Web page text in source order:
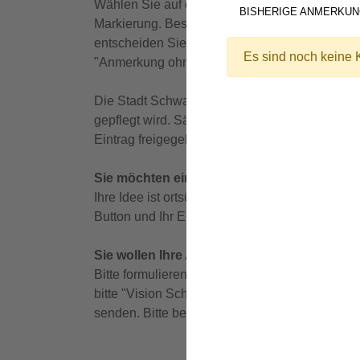
Wählen Sie auf der Mitmachkarte mit der
Markierung. Bestätigen Sie rechts, wenn Ihre
entscheiden Sie sich für "Lob" oder "Kritik".
"Anmerkung ohne Ort" und vermerken Ihr Lob
Die Stadt Schwabach und die CIMA
gepflegt wird. Sämtliche Eingaben werden
Eintrag freigegeben und erscheint als Punkt
Sie möchten einen Vorsc
Ihre Idee ist ortsübergreifend, betrifft viele
Button und Ihr Eintrag wird direkt an uns
Sie wollen Ihre Anregungen in Papierform
Bitte formulieren Sie Ihr Lob/Ihre Kritik in
bitte "Vision Schwabach 2040" auf oder im
senden. Bitte beachten Sie, dass wir lange
BISHERIGE
Es sind noch keine